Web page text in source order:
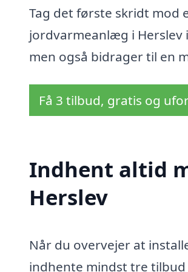
Tag det første skridt mod
jordvarmeanlæg i Herslev
men også bidrager til en
Få 3 tilbud, gratis og
Indhent altid
Herslev
Når du overvejer at
indhente mindst tre